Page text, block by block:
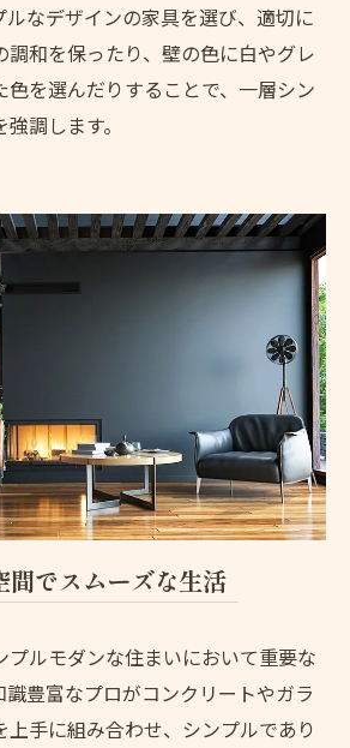
ルなデザインの家具を選び、適切に
調和を保ったり、壁の色に白やグレ
色を選んだりすることで、一層シン
調します。
間でスムーズな生活
プルモダンな住まいにおいて重要な
豊富なプロがコンクリートやガラ
上手に組み合わせ、シンプルであり